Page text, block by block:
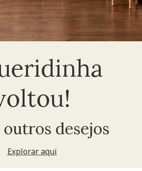
outros desejos
Explorar aqui